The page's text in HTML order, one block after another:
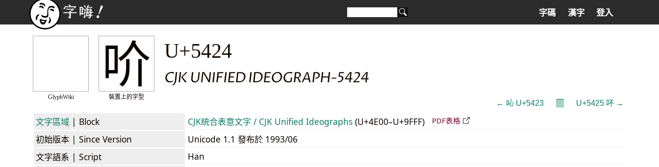
字碼 漢字 登入
GlyphWiki
吤
裝置上的字型
U+5424
CJK UNIFIED IDEOGRAPH-5424
← 吣 U+5423 𝄜 U+5425 吥 →
文字區域 | Block CJK統合表意文字 / CJK Unified Ideographs (U+4E00–U+9FFF) PDF表格
初始版本 | Since Version
Unicode 1.1 發布於 1993/06
文字語系 | Script
Han